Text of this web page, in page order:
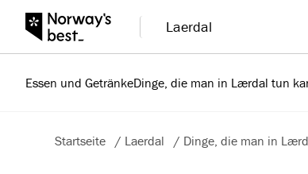
Laerdal
Essen und GetränkeDinge, die man in Lærdal tun
Startseite / Laerdal / Dinge, die man in